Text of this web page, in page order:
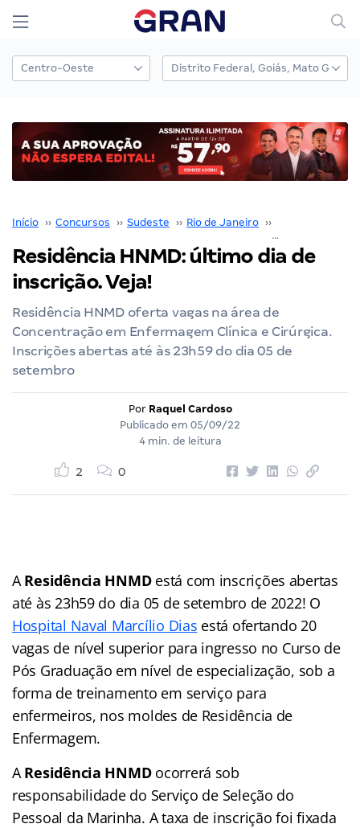
Início ›› Concursos ›› Sudeste ›› Rio de Janeiro ››
Residência HNMD: último dia de
inscrição. Veja!
Residência HNMD oferta vagas na área de
Concentração em Enfermagem Clínica e Cirúrgica.
Inscrições abertas até às 23h59 do dia 05 de
setembro
Por Raquel Cardoso
Publicado em 05/09/22
4 min. de leitura
2 0
AResidência HNMDestá com inscrições abertas
até às 23h59 do dia 05 de setembro de 2022! O
Hospital Naval Marcílio Dias está ofertando 20
vagas de nível superior para ingresso no Curso de
Pós Graduação em nível de especialização, sob a
forma de treinamento em serviço para
enfermeiros, nos moldes de Residência de
Enfermagem.
AResidência HNMDocorrerá sob
responsabilidade do Serviço de Seleção do
Pessoal da Marinha. A taxa de inscrição foi fixada